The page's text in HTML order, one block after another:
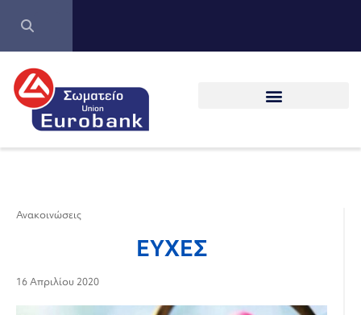
Ανακοινώσεις
ΕΥΧΕΣ
16 Απριλίου 2020